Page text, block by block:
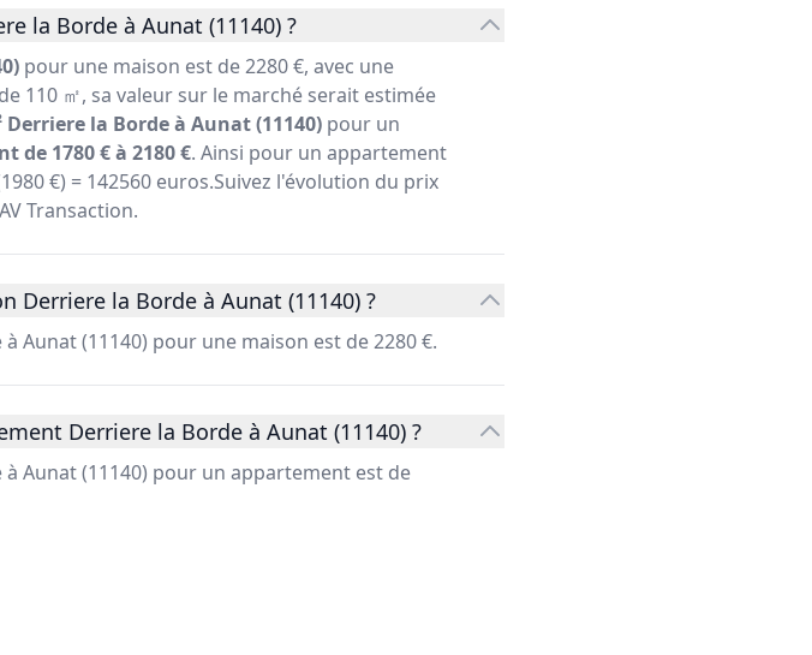
la Borde à Aunat (11140) ?
pour une maison est de 2280 €, avec une
110 ㎡, sa valeur sur le marché serait estimée
la Borde à Aunat (11140) pour un
de 1780 € à 2180 €. Ainsi pour un appartement
€) = 142560 euros.Suivez l'évolution du prix
Transaction.
Derriere la Borde à Aunat (11140) ?
Aunat (11140) pour une maison est de 2280 €.
Derriere la Borde à Aunat (11140) ?
Aunat (11140) pour un appartement est de